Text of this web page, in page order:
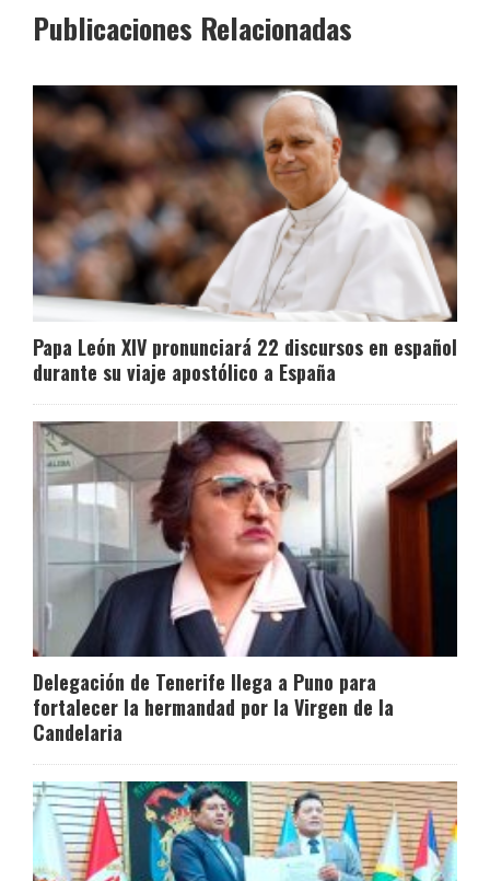
Publicaciones Relacionadas
Papa León XIV pronunciará 22 discursos en español
durante su viaje apostólico a España
Delegación de Tenerife llega a Puno para
fortalecer la hermandad por la Virgen de la
Candelaria